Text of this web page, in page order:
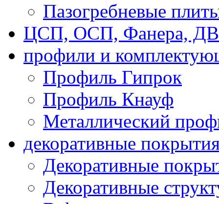
Пазогребневые
ЦСП, ОСП, Фанера,
профили и
Профиль Гипрок
Профиль Кнауф
Металлический
декоративные
Декоративные
Декоративные